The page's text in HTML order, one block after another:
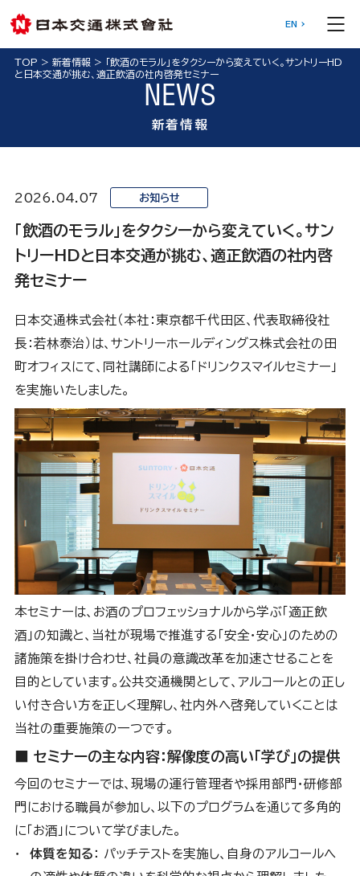
EN
TOP > 新着情報>
「飲酒のモラル」をタクシーから変えていく。サントリーHD
と日本交通が挑む、適正飲酒の社内啓発セミナー
NEWS
新着情報
2026.04.07 お知らせ
「飲酒のモラル」をタクシーから変えていく。サン
トリーHDと日本交通が挑む、適正飲酒の社内啓
発セミナー
日本交通株式会社（本社：東京都千代田区、代表取締役社
長：若林泰治）は、サントリーホールディングス株式会社の田
町オフィスにて、同社講師による「ドリンクスマイルセミナー」
を実施いたしました。
本セミナーは、お酒のプロフェッショナルから学ぶ「適正飲
酒」の知識と、当社が現場で推進する「安全・安心」のための
諸施策を掛け合わせ、社員の意識改革を加速させることを
目的としています。公共交通機関として、アルコールとの正し
い付き合い方を正しく理解し、社内外へ啓発していくことは
当社の重要施策の一つです。
■ セミナーの主な内容：解像度の高い「学び」の提供
今回のセミナーでは、現場の運行管理者や採用部門・研修部
門における職員が参加し、以下のプログラムを通じて多角的
に「お酒」について学びました。
体質を知る：
パッチテストを実施し、自身のアルコールへ